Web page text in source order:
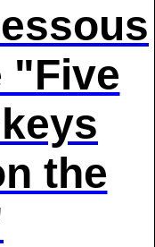
"Five
the